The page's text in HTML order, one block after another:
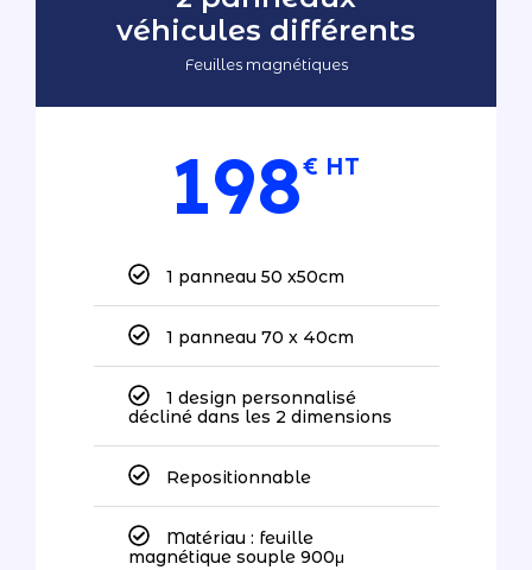
véhicules différents
Feuilles magnétiques
198€ HT
1 panneau 50 x50cm
1 panneau 70 x 40cm
1 design personnalisé
décliné dans les 2 dimensions
Repositionnable
Matériau : feuille
magnétique souple 900μ